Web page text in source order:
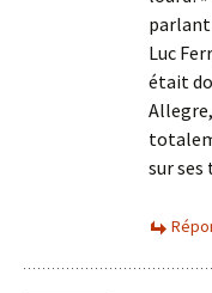
parlant
Luc
était
sur ses